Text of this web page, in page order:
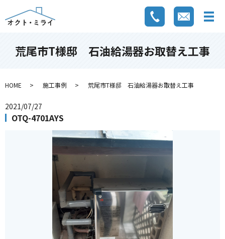
荒尾市T様邸 石油給湯器お取替え工事
HOME 施工事例 荒尾市T様邸 石油給湯器お取替え工事
2021/07/27
OTQ-4701AYS